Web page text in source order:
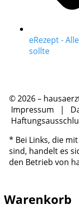
eRezept -
sollte
© 2026 –
Impressum |
* Bei Links, die
sind, handelt es
den Betrieb von
Warenkorb